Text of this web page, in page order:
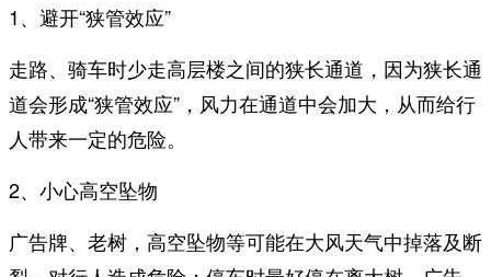
1、避开“狭管效应”
走路、骑车时少走高层楼之间的狭长通道，因为狭长通
道会形成“狭管效应”，风力在通道中会加大，从而给行
人带来一定的危险。
2、小心高空坠物
广告牌、老树，高空坠物等可能在大风天气中掉落及断